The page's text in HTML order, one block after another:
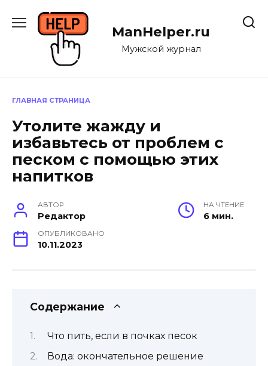
содержанию
ManHelper.ru
Мужской журнал
ГЛАВНАЯ СТРАНИЦА
Утолите жажду и
избавьтесь от проблем с
песком с помощью этих
напитков
АВТОР
Редактор
НА ЧТЕНИЕ
6 мин.
ОПУБЛИКОВАНО
10.11.2023
Содержание
Что пить, если в почках песок
Вода: окончательное решение